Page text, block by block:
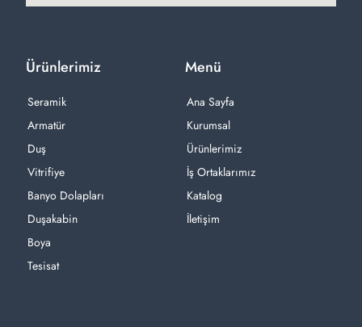
Menü
Ana Sayfa
Kurumsal
Ürünlerimiz
İş Ortaklarımız
Katalog
İletişim
Ürünlerimiz
Seramik
Armatür
Duş
Vitrifiye
Banyo Dolapları
Duşakabin
Boya
Tesisat